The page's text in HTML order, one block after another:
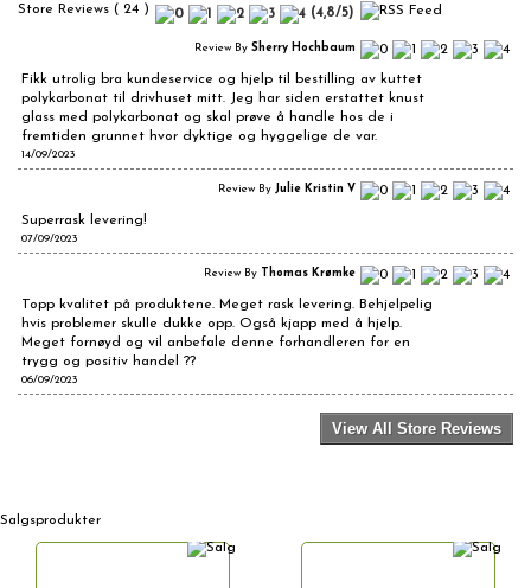
Store Reviews ( 24 ) (4,8/5)
Review By Sherry Hochbaum
Fikk utrolig bra kundeservice og hjelp til bestilling av kuttet
polykarbonat til drivhuset mitt. Jeg har siden erstattet knust
glass med polykarbonat og skal prøve å handle hos de i
fremtiden grunnet hvor dyktige og hyggelige de var.
14/09/2023
Review By Julie Kristin V
Superrask levering!
07/09/2023
Review By Thomas Krømke
Topp kvalitet på produktene. Meget rask levering. Behjelpelig
hvis problemer skulle dukke opp. Også kjapp med å hjelp.
Meget fornøyd og vil anbefale denne forhandleren for en
trygg og positiv handel ??
06/09/2023
View All Store Reviews
Salgsprodukter